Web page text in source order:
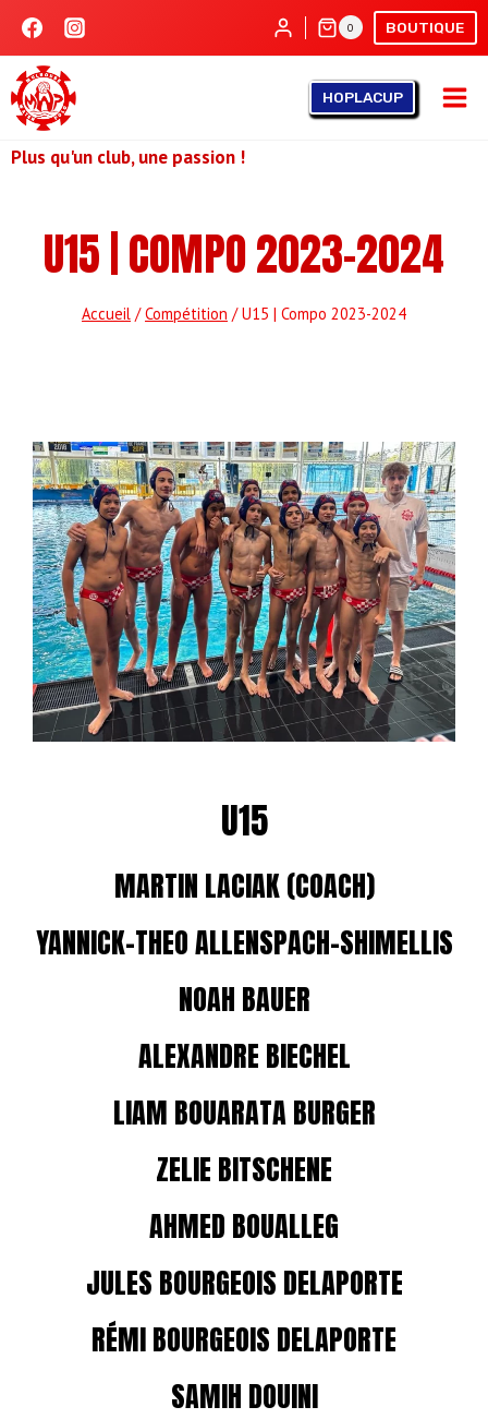
Aller
contenu
0 BOUTIQUE
HOPLACUP
Plus qu'un club, une passion !
U15 | COMPO 2023-2024
Accueil / Compétition / U15 | Compo 2023-2024
U15
MARTIN LACIAK (COACH)
YANNICK-THEO ALLENSPACH-SHIMELLIS
NOAH BAUER
ALEXANDRE BIECHEL
LIAM BOUARATA BURGER
ZELIE BITSCHENE
AHMED BOUALLEG
JULES BOURGEOIS DELAPORTE
RÉMI BOURGEOIS DELAPORTE
SAMIH DOUINI